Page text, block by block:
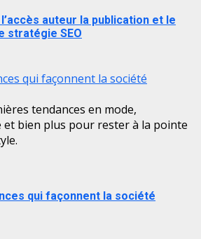
auteur la publication et le
stratégie SEO
qui façonnent la société
qui façonnent la société